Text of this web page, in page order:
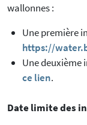
wallonnes :
Une première
https://
Une deuxième
ce lien.
Date limite des